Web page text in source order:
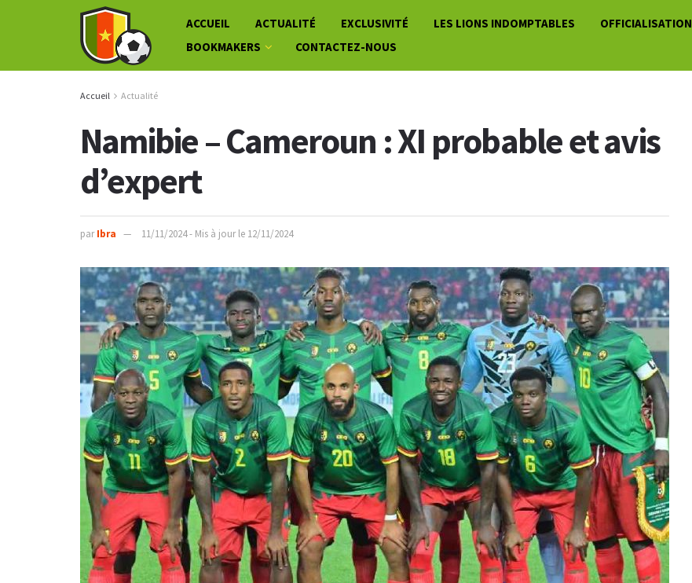
ACCUEIL ACTUALITÉ EXCLUSIVITÉ LES LIONS INDOMPTABLES OFFICIALISATION
BOOKMAKERS
CONTACTEZ-NOUS
Accueil Actualité
Namibie – Cameroun : XI probable et avis
d’expert
par Ibra 11/11/2024 - Mis à jour le 12/11/2024